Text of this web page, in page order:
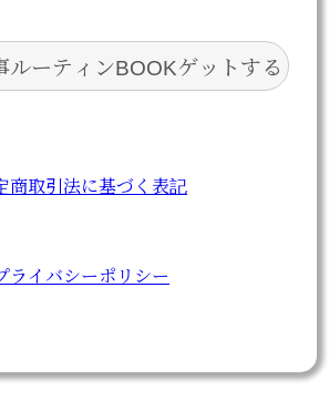
商取引法に基づく表記
ライバシーポリシー